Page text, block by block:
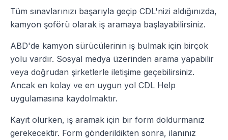
Tüm sınavlarınızı başarıyla geçip CDL'nizi aldığınızda,
kamyon şoförü olarak iş aramaya başlayabilirsiniz.
ABD'de kamyon sürücülerinin iş bulmak için birçok
yolu vardır. Sosyal medya üzerinden arama yapabilir
veya doğrudan şirketlerle iletişime geçebilirsiniz.
Ancak en kolay ve en uygun yol CDL Help
uygulamasına kaydolmaktır.
Kayıt olurken, iş aramak için bir form doldurmanız
gerekecektir. Form gönderildikten sonra, ilanınız